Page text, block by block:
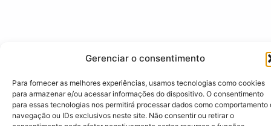
Gerenciar o consentimento
Para fornecer as melhores experiências, usamos tecnologias como cookies
para armazenar e/ou acessar informações do dispositivo. O consentimento
para essas tecnologias nos permitirá processar dados como comportamento
navegação ou IDs exclusivos neste site. Não consentir ou retirar o